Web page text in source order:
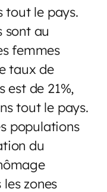
tout le pays.
sont au
femmes
taux de
est de 21%,
tout le pays.
populations
du
zones